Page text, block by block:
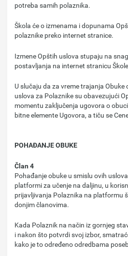
potreba samih polaznika.
Škola će o izmenama i dopunama
polaznike preko internet stranice.
Izmene Opštih uslova stupaju na
postavljanja na internet stranicu
U slučaju da za vreme trajanja Obuke
uslova za Polaznike su obavezujući
momentu zaključenja ugovora o
bitne elemente Ugovora, a tiču se
POHAĐANJE OBUKE
Član 4
Pohađanje obuke u smislu ovih
platformi za učenje na daljinu, u
prijavljivanja Polaznika na platformu
donjim članovima.
Kada Polaznik na način iz gornjeg
i nakon što potvrdi svoj izbor,
kako je to određeno odredbama